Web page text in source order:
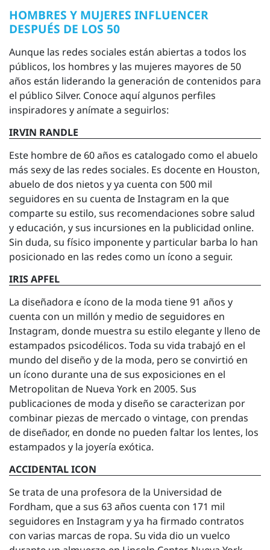
HOMBRES Y MUJERES INFLUENCER
DESPUÉS DE LOS 50
Aunque las redes sociales están abiertas a todos los
públicos, los hombres y las mujeres mayores de 50
años están liderando la generación de contenidos para
el público Silver. Conoce aquí algunos perfiles
inspiradores y anímate a seguirlos:
IRVIN RANDLE
Este hombre de 60 años es catalogado como el abuelo
más sexy de las redes sociales. Es docente en Houston,
abuelo de dos nietos y ya cuenta con 500 mil
seguidores en su cuenta de Instagram en la que
comparte su estilo, sus recomendaciones sobre salud
y educación, y sus incursiones en la publicidad online.
Sin duda, su físico imponente y particular barba lo han
posicionado en las redes como un ícono a seguir.
IRIS APFEL
La diseñadora e ícono de la moda tiene 91 años y
cuenta con un millón y medio de seguidores en
Instagram, donde muestra su estilo elegante y lleno de
estampados psicodélicos. Toda su vida trabajó en el
mundo del diseño y de la moda, pero se convirtió en
un ícono durante una de sus exposiciones en el
Metropolitan de Nueva York en 2005. Sus
publicaciones de moda y diseño se caracterizan por
combinar piezas de mercado o vintage, con prendas
de diseñador, en donde no pueden faltar los lentes, los
estampados y la joyería exótica.
ACCIDENTAL ICON
Se trata de una profesora de la Universidad de
Fordham, que a sus 63 años cuenta con 171 mil
seguidores en Instagram y ya ha firmado contratos
con varias marcas de ropa. Su vida dio un vuelco